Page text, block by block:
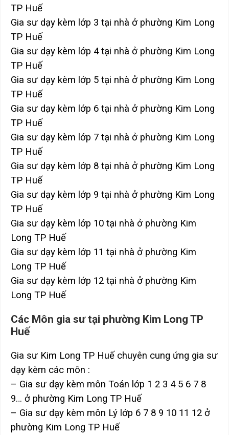
TP Huế
Gia sư dạy kèm lớp 3 tại nhà ở phường Kim Long
TP Huế
Gia sư dạy kèm lớp 4 tại nhà ở phường Kim Long
TP Huế
Gia sư dạy kèm lớp 5 tại nhà ở phường Kim Long
TP Huế
Gia sư dạy kèm lớp 6 tại nhà ở phường Kim Long
TP Huế
Gia sư dạy kèm lớp 7 tại nhà ở phường Kim Long
TP Huế
Gia sư dạy kèm lớp 8 tại nhà ở phường Kim Long
TP Huế
Gia sư dạy kèm lớp 9 tại nhà ở phường Kim Long
TP Huế
Gia sư dạy kèm lớp 10 tại nhà ở phường Kim
Long TP Huế
Gia sư dạy kèm lớp 11 tại nhà ở phường Kim
Long TP Huế
Gia sư dạy kèm lớp 12 tại nhà ở phường Kim
Long TP Huế
Các Môn gia sư tại phường Kim Long TP
Huế
Gia sư Kim Long TP Huế chuyên cung ứng gia sư
dạy kèm các môn :
– Gia sư dạy kèm môn Toán lớp 1 2 3 4 5 6 7 8
9… ở phường Kim Long TP Huế
– Gia sư dạy kèm môn Lý lớp 6 7 8 9 10 11 12 ở
phường Kim Long TP Huế